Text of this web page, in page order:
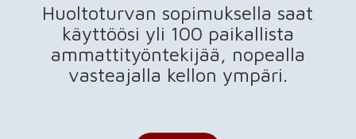
Huoltoturvan sopimuksella saat
käyttöösi yli 100 paikallista
ammattityöntekijää, nopealla
vasteajalla kellon ympäri.